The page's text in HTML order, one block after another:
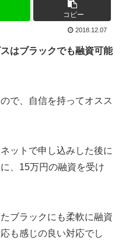
コピー
2018.12.07
はブラックでも融資可能
で、自信を持ってオスス
ットで申し込みした後に
、15万円の融資を受け
ブラックにも柔軟に融資
も感じの良い対応でし